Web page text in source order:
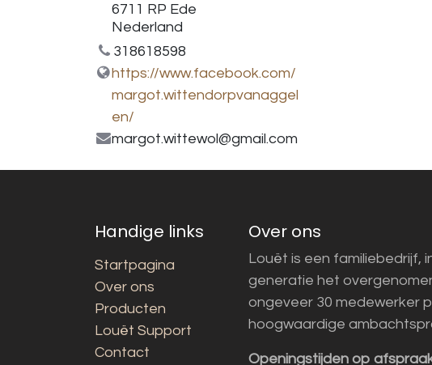
6711 RP Ede
Nederland
318618598
https://www.facebook.com/
margot.wittendorpvanaggel
en/
margot.wittewol@gmail.com
Handige links
Startpagina
Over ons
Producten
Louët Support
Contact
Over ons
Louët is een familiebedrijf,
generatie het
ongeveer 30 medewerker
hoogwaardige
Openingstijden op